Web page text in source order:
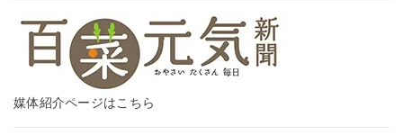
媒体紹介ページはこちら